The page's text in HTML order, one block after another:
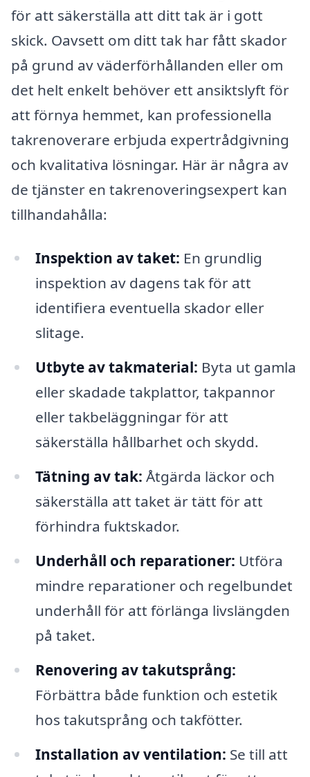
för att säkerställa att ditt tak är i gott
skick. Oavsett om ditt tak har fått skador
på grund av väderförhållanden eller om
det helt enkelt behöver ett ansiktslyft för
att förnya hemmet, kan professionella
takrenoverare erbjuda expertrådgivning
och kvalitativa lösningar. Här är några av
de tjänster en takrenoveringsexpert kan
tillhandahålla:
Inspektion av taket: En grundlig
inspektion av dagens tak för att
identifiera eventuella skador eller
slitage.
Utbyte av takmaterial: Byta ut gamla
eller skadade takplattor, takpannor
eller takbeläggningar för att
säkerställa hållbarhet och skydd.
Tätning av tak: Åtgärda läckor och
säkerställa att taket är tätt för att
förhindra fuktskador.
Underhåll och reparationer: Utföra
mindre reparationer och regelbundet
underhåll för att förlänga livslängden
på taket.
Renovering av takutsprång:
Förbättra både funktion och estetik
hos takutsprång och takfötter.
Installation av ventilation: Se till att